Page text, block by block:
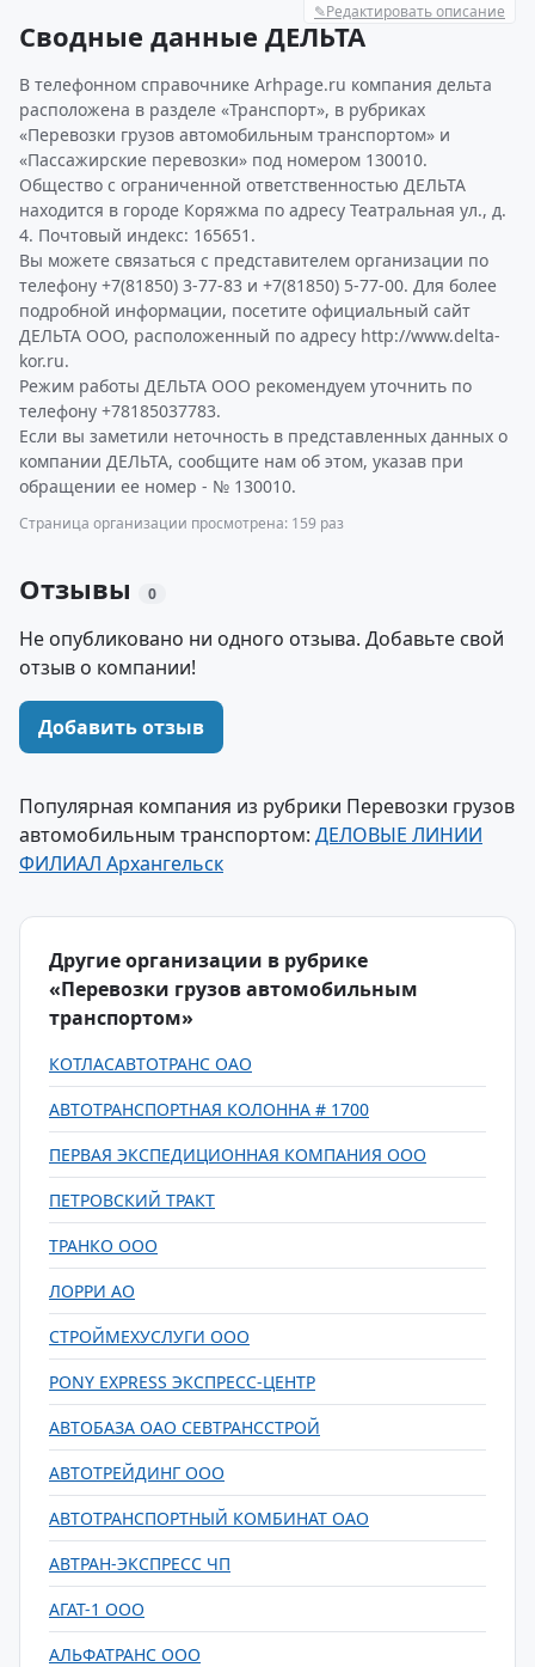
✎Редактировать описание
Сводные данные ДЕЛЬТА
В телефонном справочнике Arhpage.ru компания дельта
расположена в разделе «Транспорт», в рубриках
«Перевозки грузов автомобильным транспортом» и
«Пассажирские перевозки» под номером 130010.
Общество с ограниченной ответственностью ДЕЛЬТА
находится в городе Коряжма по адресу Театральная ул., д.
4. Почтовый индекс: 165651.
Вы можете связаться с представителем организации по
телефону +7(81850) 3-77-83 и +7(81850) 5-77-00. Для более
подробной информации, посетите официальный сайт
ДЕЛЬТА ООО, расположенный по адресу http://www.delta-
kor.ru.
Режим работы ДЕЛЬТА ООО рекомендуем уточнить по
телефону +78185037783.
Если вы заметили неточность в представленных данных о
компании ДЕЛЬТА, сообщите нам об этом, указав при
обращении ее номер - № 130010.
Страница организации просмотрена: 159 раз
Отзывы 0
Не опубликовано ни одного отзыва. Добавьте свой
отзыв о компании!
Добавить отзыв
Популярная компания из рубрики Перевозки грузов
автомобильным транспортом: ДЕЛОВЫЕ ЛИНИИ
ФИЛИАЛ Архангельск
Другие организации в рубрике
«Перевозки грузов автомобильным
транспортом»
КОТЛАСАВТОТРАНС ОАО
АВТОТРАНСПОРТНАЯ КОЛОННА # 1700
ПЕРВАЯ ЭКСПЕДИЦИОННАЯ КОМПАНИЯ ООО
ПЕТРОВСКИЙ ТРАКТ
ТРАНКО ООО
ЛОРРИ АО
СТРОЙМЕХУСЛУГИ ООО
PONY EXPRESS ЭКСПРЕСС-ЦЕНТР
АВТОБАЗА ОАО СЕВТРАНССТРОЙ
АВТОТРЕЙДИНГ ООО
АВТОТРАНСПОРТНЫЙ КОМБИНАТ ОАО
АВТРАН-ЭКСПРЕСС ЧП
АГАТ-1 ООО
АЛЬФАТРАНС ООО